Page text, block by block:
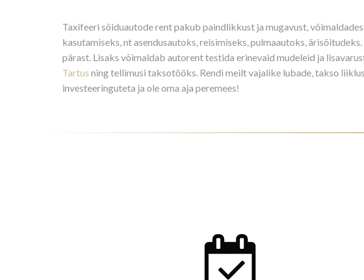
Taxifeeri sõiduautode rent pakub paindlikkust ja mugavust, võimaldades
kasutamiseks, nt asendusautoks, reisimiseks, pulmaautoks,
pärast. Lisaks võimaldab autorent testida erinevaid mudeleid ja
Tartus ning tellimusi taksotööks. Rendi meilt vajalike lubade, takso
investeeringuteta ja ole oma aja peremees!